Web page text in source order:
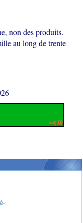
non des produits.
au long de trente